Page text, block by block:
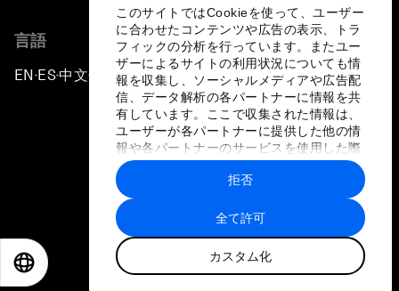
このサイトではCookieを使って、ユーザー
に合わせたコンテンツや広告の表示、トラ
フィックの分析を行っています。またユー
ザーによるサイトの利用状況についても情
報を収集し、ソーシャルメディアや広告配
信、データ解析の各パートナーに情報を共
有しています。ここで収集された情報は、
ユーザーが各パートナーに提供した他の情
報や各パートナーのサービスを使用した際
に収集された情報と組み合わされ、各パー
トナーによって使用されることがありま
す。
全て許可
カスタム化
拒否
言語
EN ▪ES▪中文▪ 日本語
プライバシーポリシーと利用規約
サイトマップ
©
世界経済フォーラム